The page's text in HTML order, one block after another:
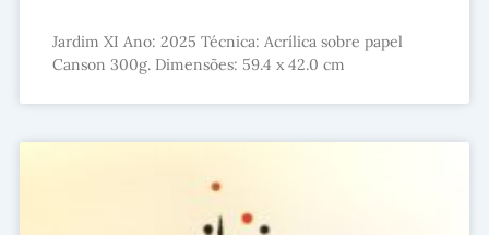
Jardim XI Ano: 2025 Técnica: Acrílica sobre papel
Canson 300g. Dimensões: 59.4 x 42.0 cm